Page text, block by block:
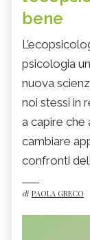
bene
psicologia
nuova
noi stessi in
a capire che
cambiare
confronti
di PAOLA GRECO